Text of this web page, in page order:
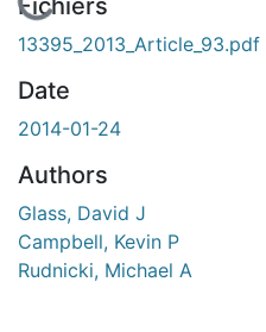
En cours de chargement...
13395_2013_Article_93.pdf
Date
2014-01-24
Authors
Glass, David J
Campbell, Kevin P
Rudnicki, Michael A